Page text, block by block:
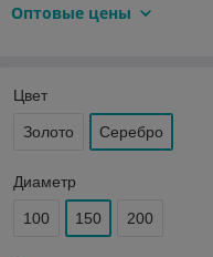
Оптовые цены
Цвет
Золото Серебро
Диаметр
100 150 200